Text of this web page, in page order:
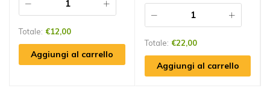
Totale: €12,00
Aggiungi al carrello
Totale: €22,00
Aggiungi al carrello